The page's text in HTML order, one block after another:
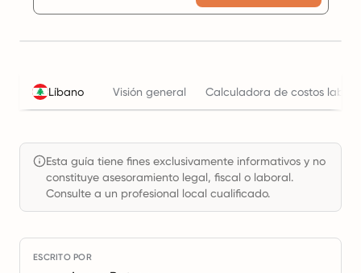
Líbano Visión general Calculadora de costos
Esta guía tiene fines exclusivamente informativos y no
constituye asesoramiento legal, fiscal o laboral.
Consulte a un profesional local cualificado.
ESCRITO POR